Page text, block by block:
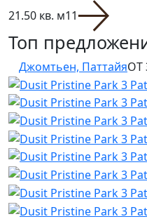
21.50 кв. м11
Топ
Джомтьен, ПаттайяОТ